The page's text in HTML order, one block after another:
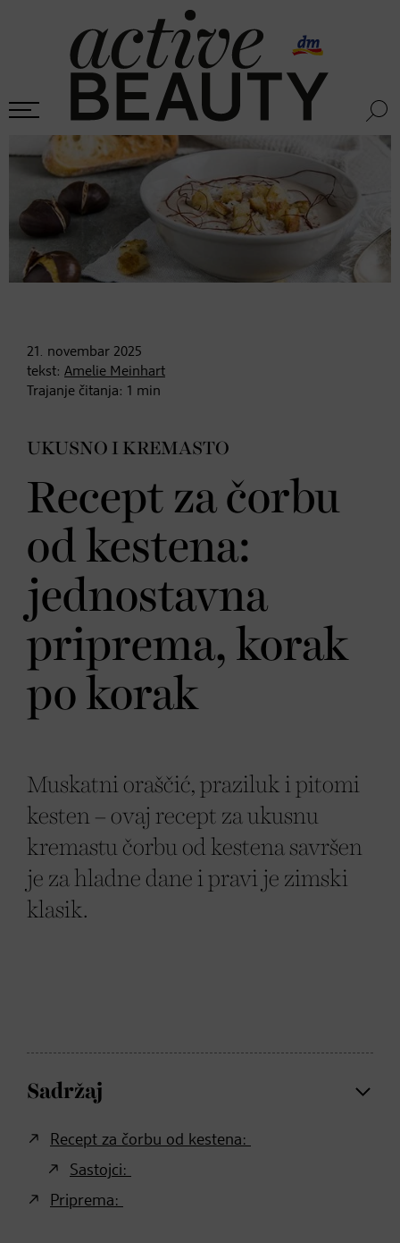
21. novembar 2025
tekst: Amelie Meinhart
Trajanje čitanja: 1 min
UKUSNO I KREMASTO
Recept za čorbu
od kestena:
jednostavna
priprema, korak
po korak
Muskatni oraščić, praziluk i pitomi
kesten – ovaj recept za ukusnu
kremastu čorbu od kestena savršen
je za hladne dane i pravi je zimski
klasik.
Sadržaj
Recept za čorbu od kestena:
Sastojci:
Priprema: